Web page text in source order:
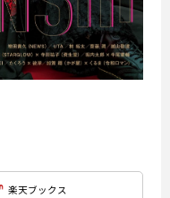
楽天ブックス